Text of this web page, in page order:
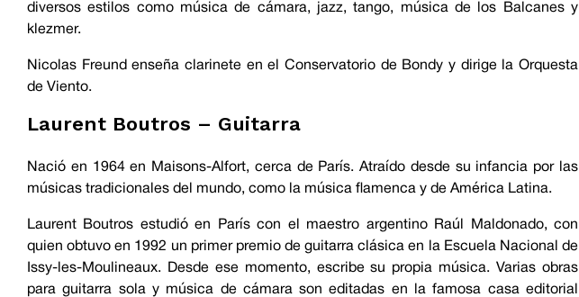
diversos estilos como música de cámara, jazz, tango, música de los Balcanes y
klezmer.
Nicolas Freund enseña clarinete en el Conservatorio de Bondy y dirige la Orquesta
de Viento.
Laurent Boutros – Guitarra
Nació en 1964 en Maisons-Alfort, cerca de París. Atraído desde su infancia por las
músicas tradicionales del mundo, como la música flamenca y de América Latina.
Laurent Boutros estudió en París con el maestro argentino Raúl Maldonado, con
quien obtuvo en 1992 un primer premio de guitarra clásica en la Escuela Nacional de
Issy-les-Moulineaux. Desde ese momento, escribe su propia música. Varias obras
para guitarra sola y música de cámara son editadas en la famosa casa editorial